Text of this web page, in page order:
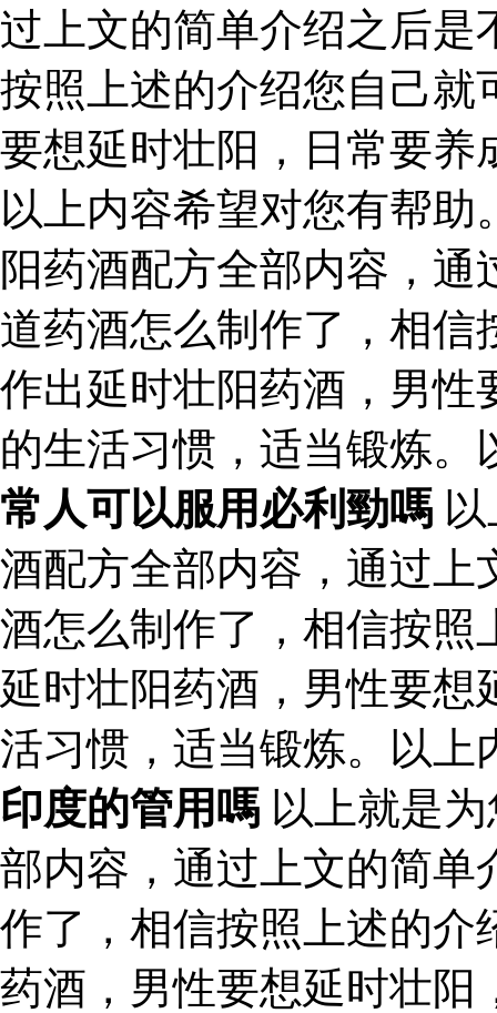
过上文的简单介绍之后是
按照上述的介绍您自己就
要想延时壮阳，日常要养
以上内容希望对您有帮
阳药酒配方全部内容，
道药酒怎么制作了，相信
作出延时壮阳药酒，男性
的生活习惯，适当锻炼
常人可以服用必利勁嗎
酒配方全部内容，通过上
酒怎么制作了，相信按照
延时壮阳药酒，男性要想
活习惯，适当锻炼。以
印度的管用嗎 以上就是
部内容，通过上文的简单
作了，相信按照上述的介
药酒，男性要想延时壮阳